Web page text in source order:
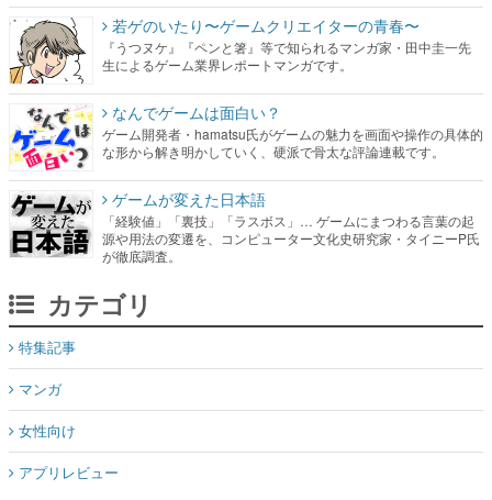
若ゲのいたり〜ゲームクリエイターの青春〜
『うつヌケ』『ペンと箸』等で知られるマンガ家・田中圭一先
生によるゲーム業界レポートマンガです。
なんでゲームは面白い？
ゲーム開発者・hamatsu氏がゲームの魅力を画面や操作の具体的
な形から解き明かしていく、硬派で骨太な評論連載です。
ゲームが変えた日本語
「経験値」「裏技」「ラスボス」… ゲームにまつわる言葉の起
源や用法の変遷を、コンピューター文化史研究家・タイニーP氏
が徹底調査。
カテゴリ
特集記事
マンガ
女性向け
アプリレビュー